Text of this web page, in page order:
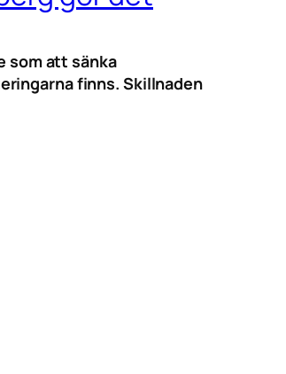
som att sänka
finns. Skillnaden